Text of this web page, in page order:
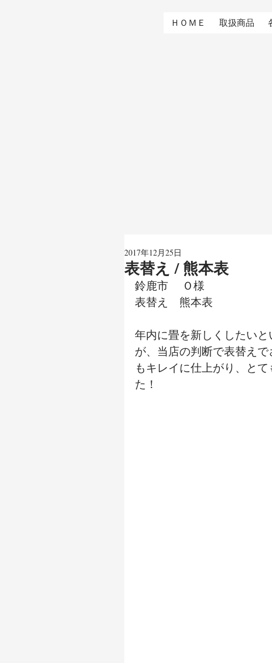
ＨＯＭＥ 取扱商品
表替え / 熊本表
2017年12月25日
鈴鹿市 　Ｏ様
表替え　熊本表
年内に畳を新しくしたい
が、当店の判断で表替え
もキレイに仕上がり、と
た！